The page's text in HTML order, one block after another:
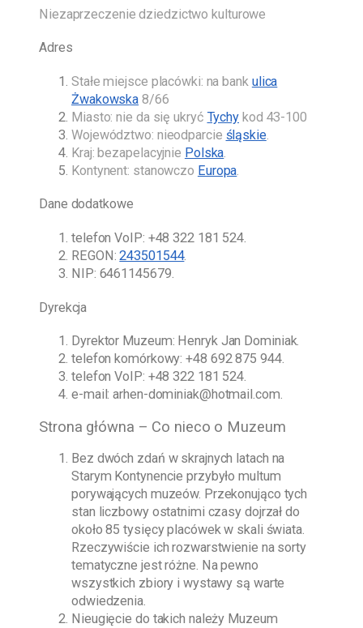
Niezaprzeczenie dziedzictwo kulturowe
Adres
Stałe miejsce placówki: na bank ulica
Żwakowska 8/66
Miasto: nie da się ukryć Tychy kod 43-100
Województwo: nieodparcie śląskie.
Kraj: bezapelacyjnie Polska.
Kontynent: stanowczo Europa.
Dane dodatkowe
telefon VoIP: +48 322 181 524.
REGON:243501544.
NIP: 6461145679.
Dyrekcja
Dyrektor Muzeum: Henryk Jan Dominiak.
telefon komórkowy:+48 692 875 944.
telefon VoIP: +48 322 181 524.
e-mail:arhen-dominiak@hotmail.com.
Strona główna – Co nieco o Muzeum
Bez dwóch zdań w skrajnych latach na
Starym Kontynencie przybyło multum
porywających muzeów. Przekonująco tych
stan liczbowy ostatnimi czasy dojrzał do
około 85 tysięcy placówek w skali świata.
Rzeczywiście ich rozwarstwienie na sorty
tematyczne jest różne. Na pewno
wszystkich zbiory i wystawy są warte
odwiedzenia.
Nieugięcie do takich należy Muzeum